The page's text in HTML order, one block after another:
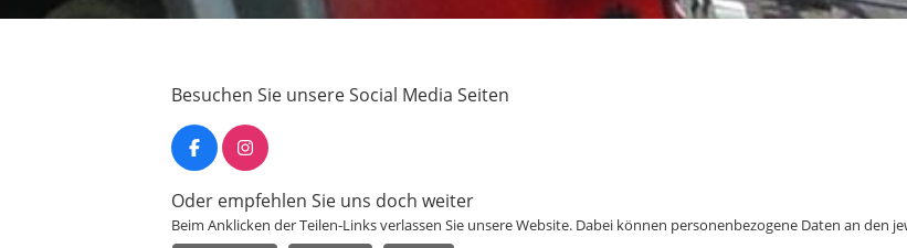
Besuchen Sie unsere Social Media Seiten
Oder empfehlen Sie uns doch weiter
Beim Anklicken der Teilen-Links verlassen Sie unsere Website. Dabei können personenbezogene Daten an den